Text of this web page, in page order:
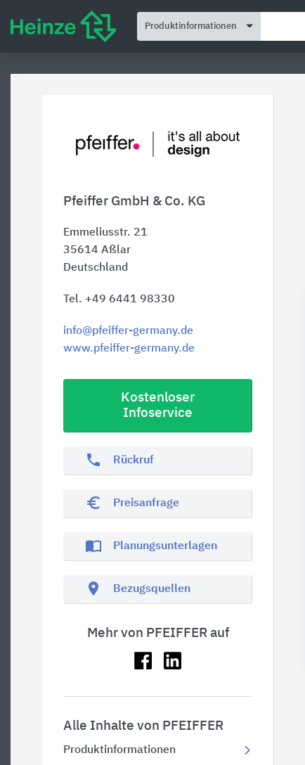
Produktinformationen
Pfeiffer GmbH & Co. KG
Emmeliusstr. 21
35614 Aßlar
Deutschland
Tel. +49 6441 98330
info@pfeiffer-germany.de
www.pfeiffer-germany.de
Kostenloser
Infoservice
phone Rückruf
euro_symbol Preisanfrage
import_contacts Planungsunterlagen
location_on Bezugsquellen
Mehr von PFEIFFER auf
Alle Inhalte von PFEIFFER
Produktinformationen